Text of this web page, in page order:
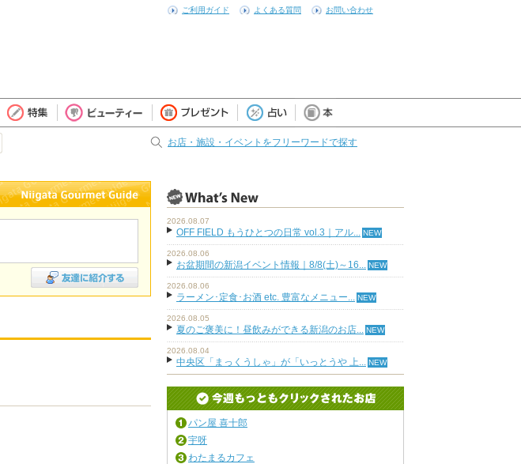
ご利用ガイド よくある質問 お問い合わせ
お店・施設・イベントをフリーワードで探す
2026.08.07
OFF FIELD もうひとつの日常 vol.3｜アル...
2026.08.06
お盆期間の新潟イベント情報｜8/8(土)～16...
2026.08.06
ラーメン･定食･お酒 etc. 豊富なメニュー...
2026.08.05
夏のご褒美に！昼飲みができる新潟のお店...
2026.08.04
中央区「まっくうしゃ」が「いっとうや 上...
パン屋 喜十郎
宇呀
わたまるカフェ